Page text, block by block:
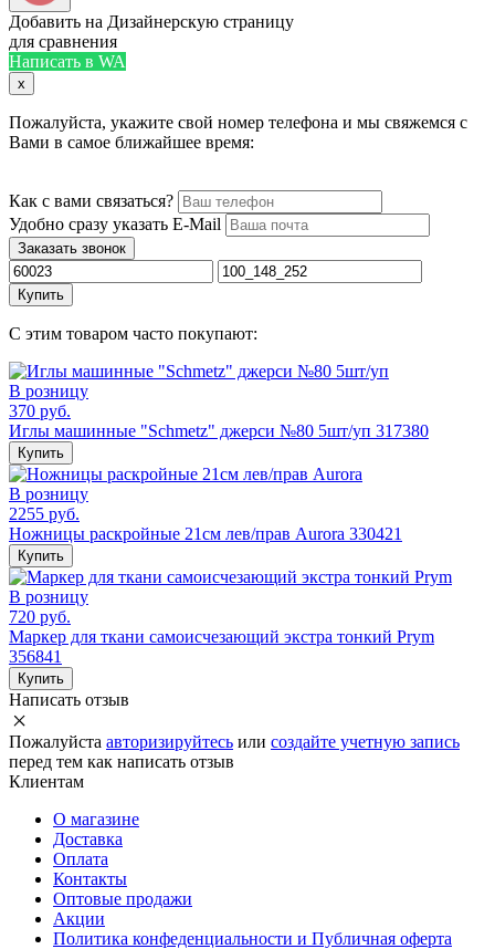
Добавить на Дизайнерскую страницу
для сравнения
Написать в WA
x
Пожалуйста, укажите свой номер телефона и мы свяжемся с
Вами в самое ближайшее время:
Как с вами связаться?
Удобно сразу указать E-Mail
Заказать звонок
Купить
С этим товаром часто покупают:
В розницу
370 руб.
Иглы машинные "Schmetz" джерси №80 5шт/уп 317380
Купить
В розницу
2255 руб.
Ножницы раскройные 21см лев/прав Aurora 330421
Купить
В розницу
720 руб.
Маркер для ткани самоисчезающий экстра тонкий Prym
356841
Купить
Написать отзыв
Пожалуйста авторизируйтесь или создайте учетную запись
перед тем как написать отзыв
Клиентам
О магазине
Доставка
Оплата
Контакты
Оптовые продажи
Акции
Политика конфеденциальности и Публичная оферта